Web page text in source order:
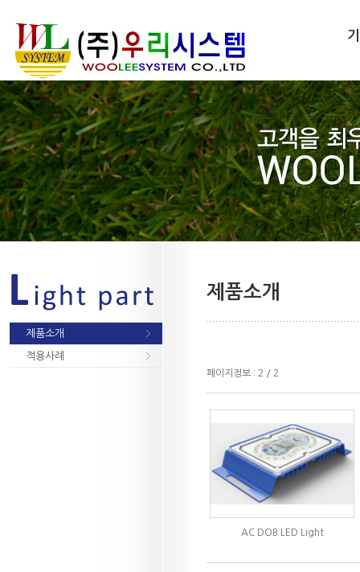
제품소개
적용사례
제품소개
페이지정보 : 2 / 2
AC DOB LED Light